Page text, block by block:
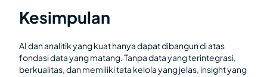
Kesimpulan
AI dan analitik yang kuat hanya dapat dibangun di atas
fondasi data yang matang. Tanpa data yang terintegrasi,
berkualitas, dan memiliki tata kelola yang jelas, insight yang